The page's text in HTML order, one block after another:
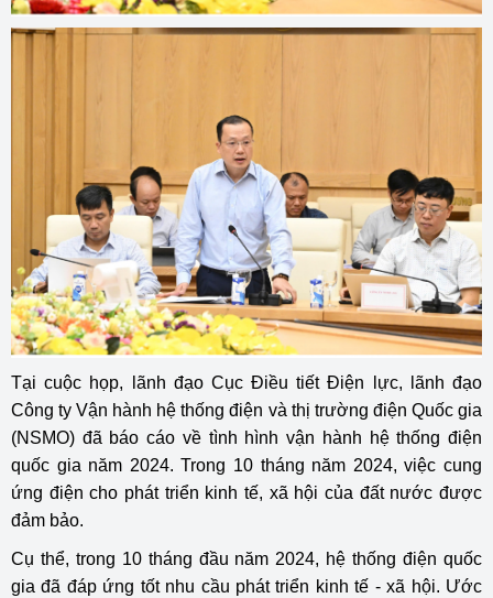
Tại cuộc họp, lãnh đạo Cục Điều tiết Điện lực, lãnh đạo
Công ty Vận hành hệ thống điện và thị trường điện Quốc gia
(NSMO) đã báo cáo về tình hình vận hành hệ thống điện
quốc gia năm 2024. Trong 10 tháng năm 2024, việc cung
ứng điện cho phát triển kinh tế, xã hội của đất nước được
đảm bảo.
Cụ thể, trong 10 tháng đầu năm 2024, hệ thống điện quốc
gia đã đáp ứng tốt nhu cầu phát triển kinh tế - xã hội. Ước